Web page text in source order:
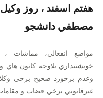
هفتم اسفند ،‌ روز
مصطفي دانشجو
مواضع انفعالي، مماشات
خويشتنداري بلاوجه کانون هاي
وعدم برخورد صحيح برخي
غيرقانوني برخي قضات و